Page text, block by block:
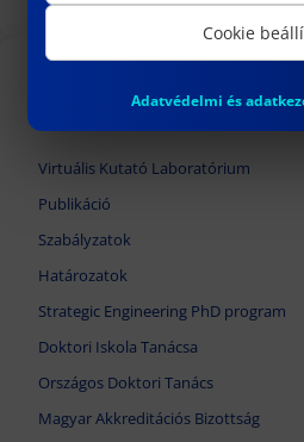
TOVÁBBI LINKEK
Virtuális Kutató Laboratórium
Publikáció
Szabályzatok
Határozatok
Strategic Engineering PhD program
Doktori Iskola Tanácsa
Országos Doktori Tanács
Magyar Akkreditációs Bizottság
Cookie
Adatvédelmi és